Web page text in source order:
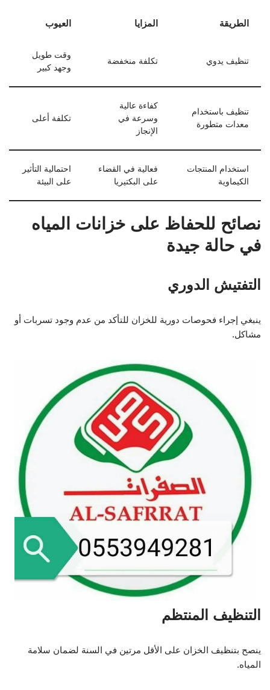
الطريقة المزايا العيوب
تنظيف يدوي تكلفة منخفضة
وقت طويل
وجهد كبير
تنظيف باستخدام
معدات متطورة
كفاءة عالية
وسرعة في
الإنجاز
تكلفة أعلى
استخدام المنتجات
الكيماوية
فعالية في القضاء
على البكتيريا
احتمالية التأثير
على البيئة
نصائح للحفاظ على خزانات المياه
في حالة جيدة
التفتيش الدوري
ينبغي إجراء فحوصات دورية للخزان للتأكد من عدم وجود تسربات أو
مشاكل.
التنظيف المنتظم
ينصح بتنظيف الخزان على الأقل مرتين في السنة لضمان سلامة
المياه.